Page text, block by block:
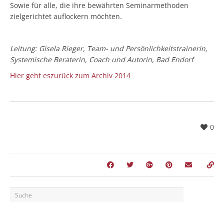
Sowie für alle, die ihre bewährten Seminarmethoden
zielgerichtet auflockern möchten.
Leitung: Gisela Rieger, Team- und Persönlichkeitstrainerin,
Systemische Beraterin, Coach und Autorin, Bad Endorf
Hier geht eszurück zum Archiv 2014
0